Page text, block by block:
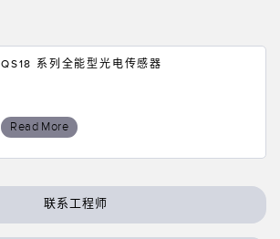
QS18 系列全能型光电传感器
Read More
联系工程师